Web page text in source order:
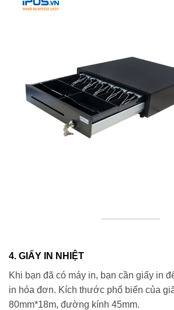
4. GIẤY IN NHIỆT
Khi bạn đã có máy in, bạn cần giấy in
in hóa đơn. Kích thước phổ biến của
80mm*18m, đường kính 45mm.